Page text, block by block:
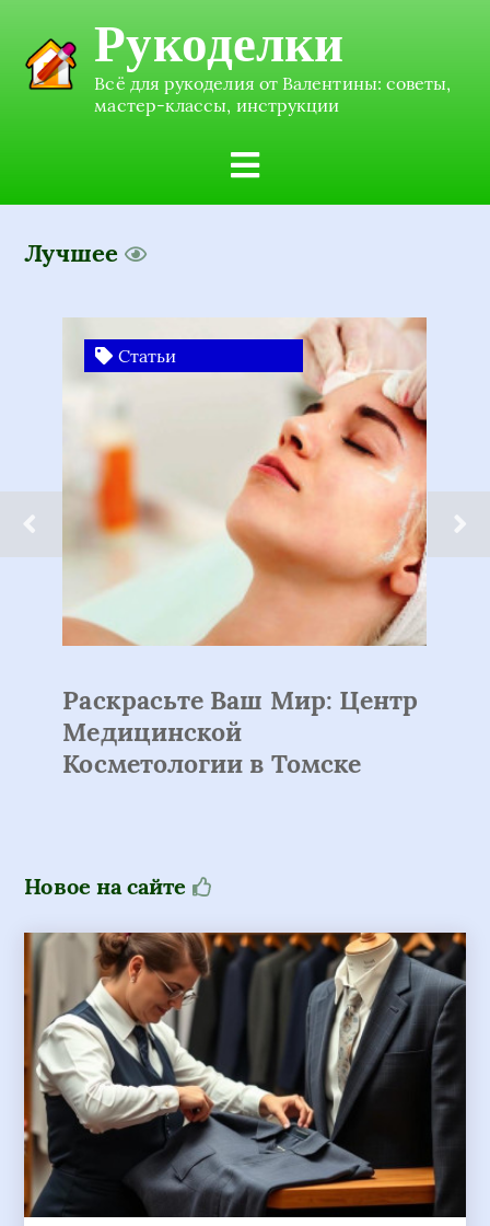
Рукоделки
Всё для рукоделия от Валентины: советы,
мастер-классы, инструкции
Лучшее
Статьи
Раскрасьте Ваш Мир: Центр
Медицинской
Косметологии в Томске
Новое на сайте